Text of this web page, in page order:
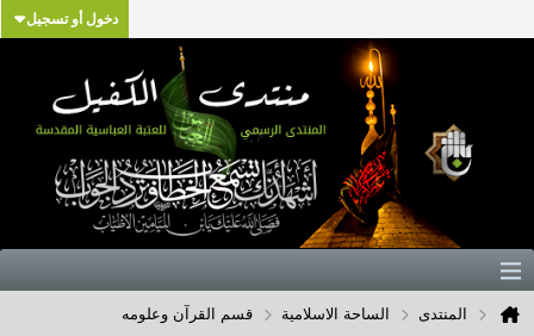
دخول أو تسجيل
المنتدى الساحة الاسلامية
قسم القرآن وعلومه